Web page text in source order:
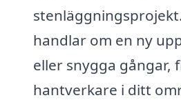
handlar om en ny
eller snygga gångar,
hantverkare i ditt